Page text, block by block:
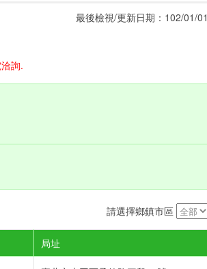
最後檢視/更新日期：102/01/01
詢.
請選擇鄉鎮市區
局址